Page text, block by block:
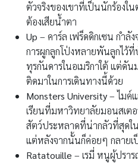
ตัวจริงของเขาที่เป็นนักร้อง
ต้องเสียน้ำตา
Up – คาร์ล เฟร็ดดิกเซน กำลั
การผูกลูกโป่งหลายพันลูกไว้
ทุรกันดารในอเมริกาใต้ แต่ดั
ติดมาในการเดินทางนี้ด้วย
Monsters University– ไมค์
เรียนที่มหาวิทยาลัยมอนสเต
สัตว์ประหลาดที่น่ากลัวที่สุดใน
แต่หลังจากนั้นก็ค่อยๆ กลาย
Ratatouille – เรมี่ หนูผู้ปราร